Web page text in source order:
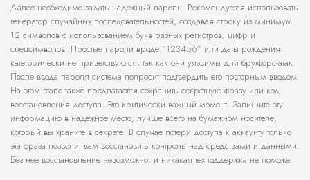
Далее необходимо задать надежный пароль. Рекомендуется использовать
генератор случайных последовательностей, создавая строку из минимум
12 символов с использованием букв разных регистров, цифр и
спецсимволов. Простые пароли вроде “123456” или даты рождения
категорически не приветствуются, так как они уязвимы для брутфорс-атак.
После ввода пароля система попросит подтвердить его повторным вводом.
На этом этапе также предлагается сохранить секретную фразу или код
восстановления доступа. Это критически важный момент. Запишите эту
информацию в надежное место, лучше всего на бумажном носителе,
который вы храните в секрете. В случае потери доступа к аккаунту только
эта фраза позволит вам восстановить контроль над средствами и данными.
Без нее восстановление невозможно, и никакая техподдержка не поможет.